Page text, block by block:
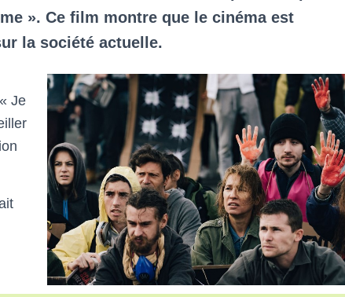
». Ce film montre que le cinéma est
la société actuelle.
Je